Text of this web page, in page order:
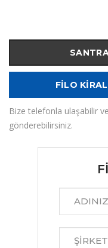
FİLO
Bize telefonla ulaşabilir
gönderebilirsiniz.